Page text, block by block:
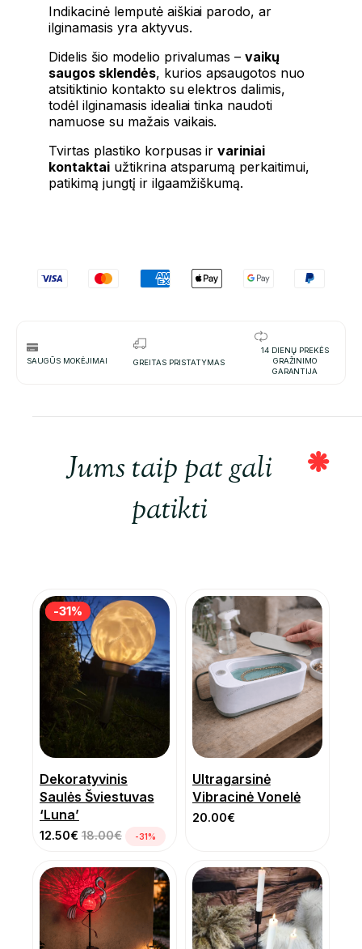
Indikacinė lemputė aiškiai parodo, ar
ilginamasis yra aktyvus.
Didelis šio modelio privalumas –vaikų
saugos sklendės, kurios apsaugotos nuo
atsitiktinio kontakto su elektros dalimis,
todėl ilginamasis idealiai tinka naudoti
namuose su mažais vaikais.
Tvirtas plastiko korpusas irvariniai
kontaktaiužtikrina atsparumą perkaitimui,
patikimą jungtį ir ilgaamžiškumą.
SAUGŪS MOKĖJIMAI GREITAS PRISTATYMAS
14 DIENŲ PREKĖS
GRAŽINIMO
GARANTIJA
Jums taip pat gali
patikti
Dekoratyvinis
Saulės Šviestuvas
‘Luna’
12.50€ 18.00€
-31%
-31%
-31%
Ultragarsinė
Vibracinė Vonelė
20.00€